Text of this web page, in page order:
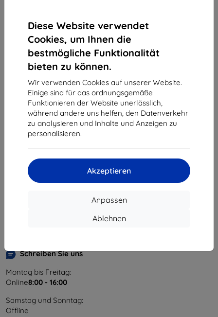
Diese Website verwendet
Cookies, um Ihnen die
bestmögliche Funktionalität
bieten zu können.
Wir verwenden Cookies auf unserer Website.
Einige sind für das ordnungsgemäße
Funktionieren der Website unerlässlich,
während andere uns helfen, den Datenverkehr
zu analysieren und Inhalte und Anzeigen zu
personalisieren.
Akzeptieren
Anpassen
Ablehnen
vom ganzen
Shield-Sk s.r.o.
Unternehmens-ID:
46701494
USt-IdNr.:SK2023549671
Schreiben Sie uns
Montag bis Freitag:
Online8:00 - 16:00
Samstag und Sonntag:
Offline